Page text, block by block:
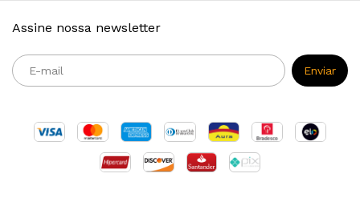
Assine nossa newsletter